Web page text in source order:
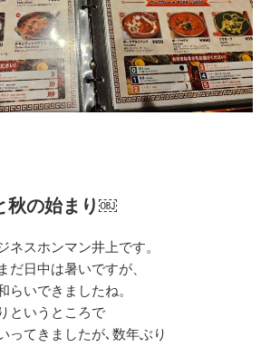
秋の始まり￼
ネスホンマン井上です。
だ日中は暑いですが、
らいできましたね。
というところで
ってきましたが､数年ぶり